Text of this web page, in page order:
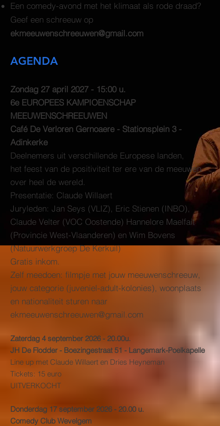
Een comedy-avond met het klimaat als rode draad?
G​eef een schreeuw op
ekmeeuwenschreeuwen@gmail.com
AGENDA
Zondag 27 april 2027 - 15:00 u.
6e EUROPEES KAMPIOENSCHAP
MEEUWENSCHREEUWEN
Café De Verloren Gernoaere - Stationsplein 3 -
Adinkerke
Deelnemers uit verschillende Europese landen,
het feest van de positiviteit ter ere van de meeuwen
over heel de wereld.
Presentatie: Claude Willaert
Juryleden: Jan Seys (VLIZ), Eric Stienen (INBO),
Claude Velter (VOC Oostende) Hannelore Maelfait
(Provincie West-Vlaanderen) en Wim Bovens
(Natuurwerkgroep De Kerkuil)
Gratis inkom.
Zelf meedoen: filmpje met jouw meeuwenschreeuw,
jouw categorie (juveniel-adult-kolonies), woonplaats
en nationaliteit sturen naar
ekmeeuwenschreeuwen@gmail.com
Zaterdag 4 september 2026 - 20.00u.
JH De Flodder - Boezingestraat 51 - Langemark-Poelkapelle
Line up met Claude Willaert en Dries Heyneman
Tickets: 15 euro
UITVERKOCHT
Donderdag 17 september 2026 - 20.00 u.
Comedy Club Wevelgem